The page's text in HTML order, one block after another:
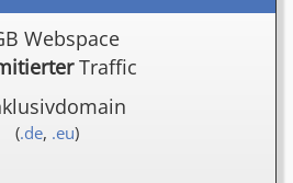
Webspace
Traffic
(.de, .eu)